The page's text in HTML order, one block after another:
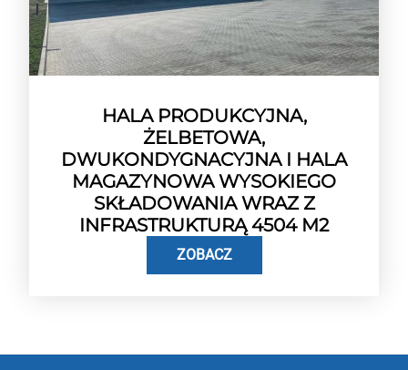
HALA PRODUKCYJNA,
ŻELBETOWA,
DWUKONDYGNACYJNA I HALA
MAGAZYNOWA WYSOKIEGO
SKŁADOWANIA WRAZ Z
INFRASTRUKTURĄ 4504 M2
ZOBACZ